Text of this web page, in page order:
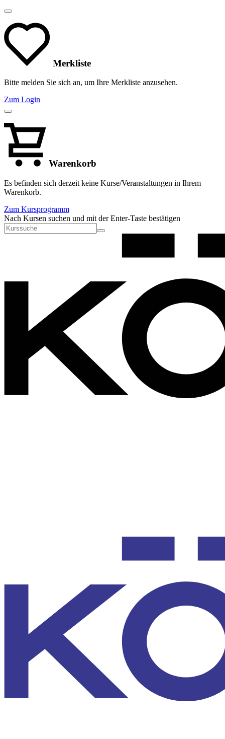
Merkliste
Bitte melden Sie sich an, um Ihre Merkliste anzusehen.
Zum Login
Warenkorb
Es befinden sich derzeit keine Kurse/Veranstaltungen in Ihrem
Warenkorb.
Zum Kursprogramm
Nach Kursen suchen und mit der Enter-Taste bestätigen